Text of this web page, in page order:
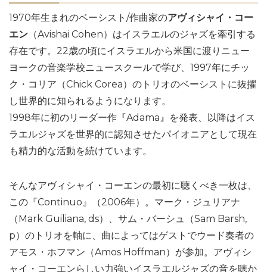
1970年生まれのベーシスト/作曲家のアヴィシャイ・コー
エン （Avishai Cohen）はイスラエルのジャズを牽引する
存在です。22歳の頃にイスラエルから米国に渡りニュー
ヨークの音楽学校ニュースクールで学び、1997年にチッ
ク・コリア（Chick Corea）のトリオのベーシストに抜擢
し世界的に知られるようになります。
1998年に初のリーダー作『Adama』を発表、以降はイス
ラエルジャズを世界的に認知させたパイオニアとして現在
も精力的な活動を続けています。
そんなアヴィシャイ・コーエンの最初に聴くべき一枚は、
この『Continuo』（2006年）。マーク・ジュリアナ
（Mark Guiliana, ds）、サム・バーシュ（Sam Barsh,
p）のトリオを軸に、曲によってはゲストでウード奏者の
アモス・ホフマン（Amos Hoffman）が参加。アヴィシ
ャイ・コーエンらしい力強いイスラエルジャズの音を聴か